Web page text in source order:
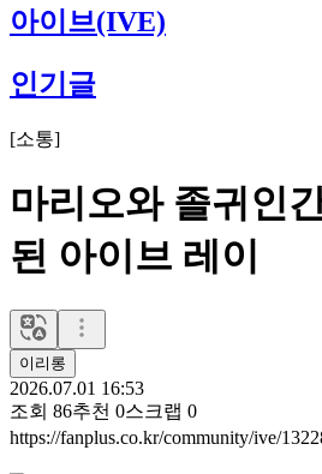
아이브(IVE)
인기글
[소통]
마리오와 졸귀인
된 아이브 레이
이리롱
2026.07.01 16:53
조회 86추천 0스크랩 0
https://fanplus.co.kr/community/ive/